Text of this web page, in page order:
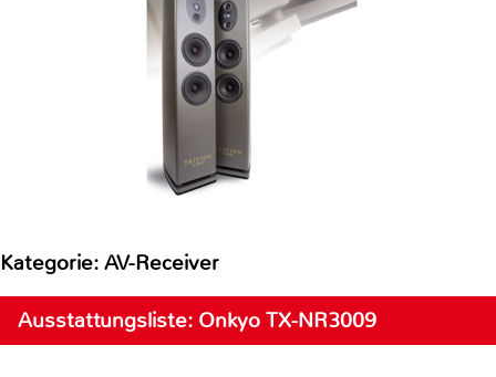
Kategorie: AV-Receiver
Ausstattungsliste: Onkyo TX-NR3009